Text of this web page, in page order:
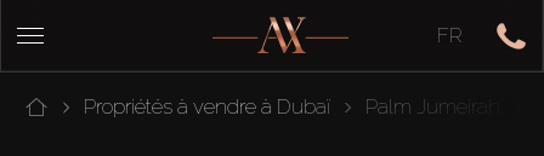
FR
Propriétés à vendre à Dubaï Palm Jumeirah